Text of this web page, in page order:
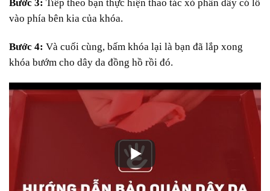
Bước 3: Tiếp theo bạn thực hiện thao tác xỏ phần dây có lỗ
vào phía bên kia của khóa.
Bước 4: Và cuối cùng, bấm khóa lại là bạn đã lắp xong
khóa bướm cho dây da đồng hồ rồi đó.